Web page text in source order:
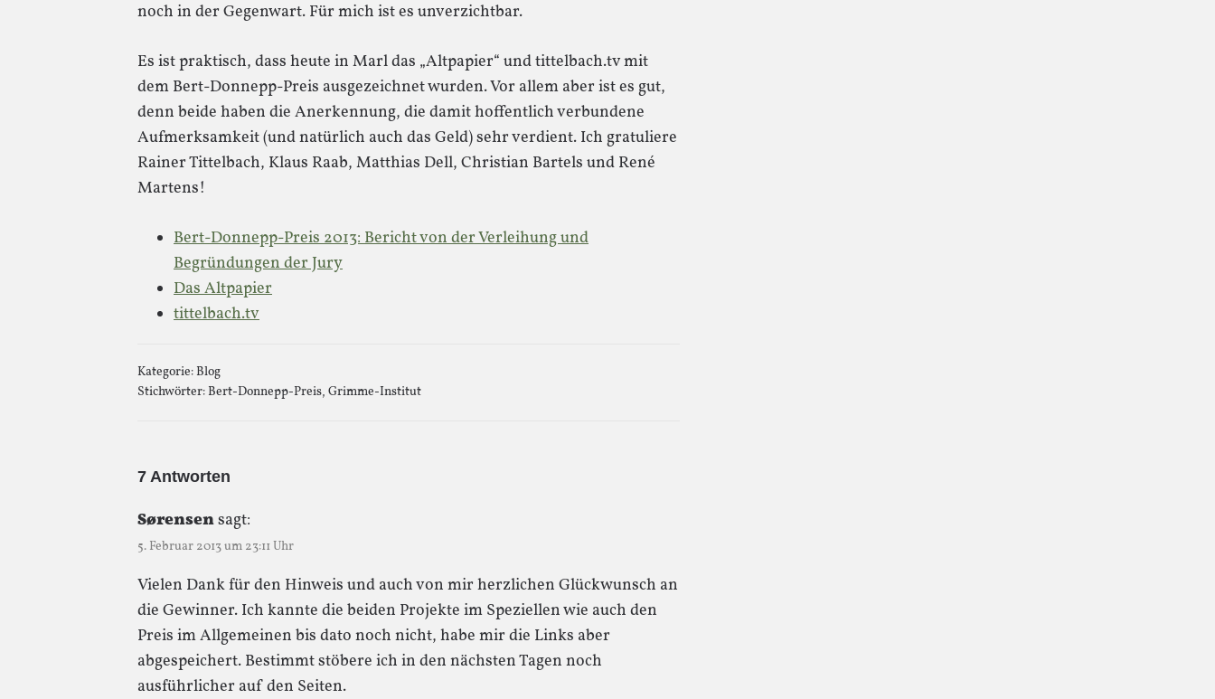
noch in der Gegenwart. Für mich ist es unverzichtbar.
Es ist praktisch, dass heute in Marl das „Altpapier“ und tittelbach.tv mit
dem Bert-Donnepp-Preis ausgezeichnet wurden. Vor allem aber ist es gut,
denn beide haben die Anerkennung, die damit hoffentlich verbundene
Aufmerksamkeit (und natürlich auch das Geld) sehr verdient. Ich gratuliere
Rainer Tittelbach, Klaus Raab, Matthias Dell, Christian Bartels und René
Martens!
Bert-Donnepp-Preis 2013: Bericht von der Verleihung und
Begründungen der Jury
Das Altpapier
tittelbach.tv
Kategorie:Blog
Stichwörter:Bert-Donnepp-Preis, Grimme-Institut
7 Antworten
Sørensensagt:
5. Februar 2013 um 23:11 Uhr
Vielen Dank für den Hinweis und auch von mir herzlichen Glückwunsch an
die Gewinner. Ich kannte die beiden Projekte im Speziellen wie auch den
Preis im Allgemeinen bis dato noch nicht, habe mir die Links aber
abgespeichert. Bestimmt stöbere ich in den nächsten Tagen noch
ausführlicher auf den Seiten.